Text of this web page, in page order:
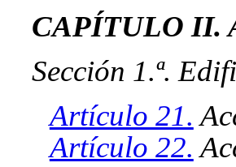
CAPÍTULO II.
Sección 1.ª.
Artículo 21.
Artículo 22.